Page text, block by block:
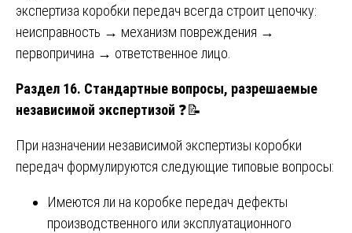
экспертиза коробки передач всегда строит цепочку:
неисправность → механизм повреждения →
первопричина → ответственное лицо.
Раздел 16. Стандартные вопросы, разрешаемые
независимой экспертизой ❓📝
При назначении независимой экспертизы коробки
передач формулируются следующие типовые вопросы:
Имеются ли на коробке передач дефекты
производственного или эксплуатационного